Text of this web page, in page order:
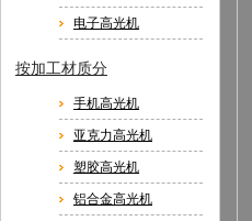
电子高光机
按加工材质分
手机高光机
亚克力高光机
塑胶高光机
铝合金高光机